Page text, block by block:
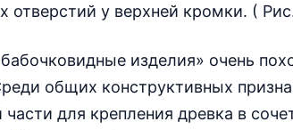
отверстий у верхней кромки. (
изделия» очень
общих конструктивных
для крепления древка в